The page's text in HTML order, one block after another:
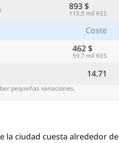
893 $
115,5 mil KES
Coste
462 $
59,7 mil KES
14.71
pequeñas variaciones.
la ciudad cuesta alrededor de